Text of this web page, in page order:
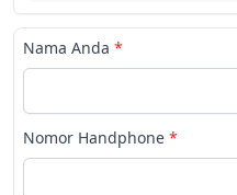
Nama Anda *
Nomor Handphone *